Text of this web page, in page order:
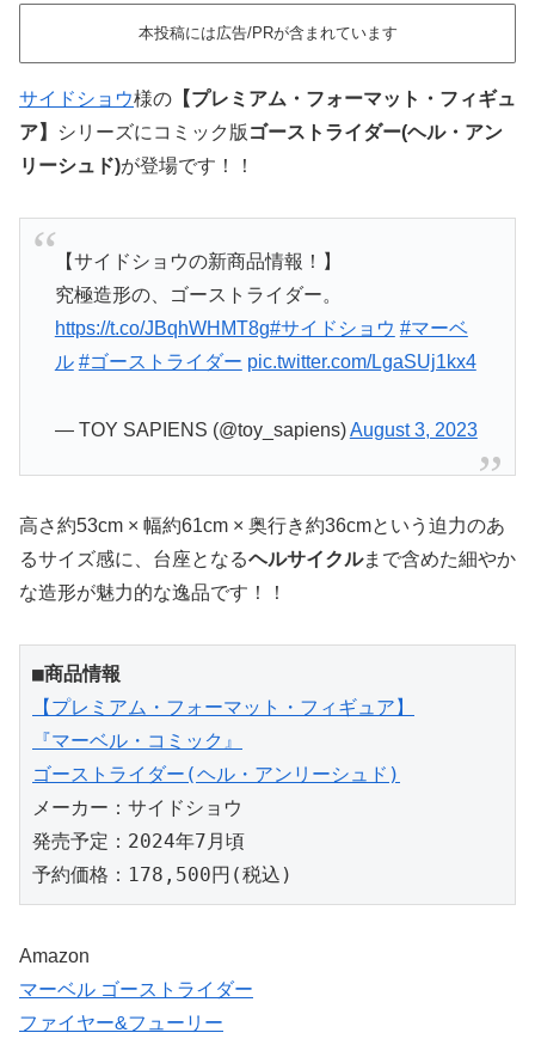
本投稿には広告/PRが含まれています
サイドショウ様の 【プレミアム・フォーマット・フィギュ
ア】
シリーズにコミック版 ゴーストライダー(ヘル・アン
リーシュド)が登場です！！
【サイドショウの新商品情報！】
究極造形の、ゴーストライダー。
https://t.co/JBqhWHMT8g#サイドショウ #マーベ
ル #ゴーストライダー pic.twitter.com/LgaSUj1kx4
— TOY SAPIENS (@toy_sapiens)August 3, 2023
高さ約53cm × 幅約61cm × 奥行き約36cmという迫力のあ
るサイズ感に、台座となるヘルサイクルまで含めた細やか
な造形が魅力的な逸品です！！
■商品情報
【プレミアム・フォーマット・フィギュア】
『マーベル・コミック』
ゴーストライダー(ヘル・アンリーシュド)
メーカー：サイドショウ
発売予定：2024年7月頃
予約価格：178,500円(税込)
Amazon
マーベル ゴーストライダー
ファイヤー&フューリー